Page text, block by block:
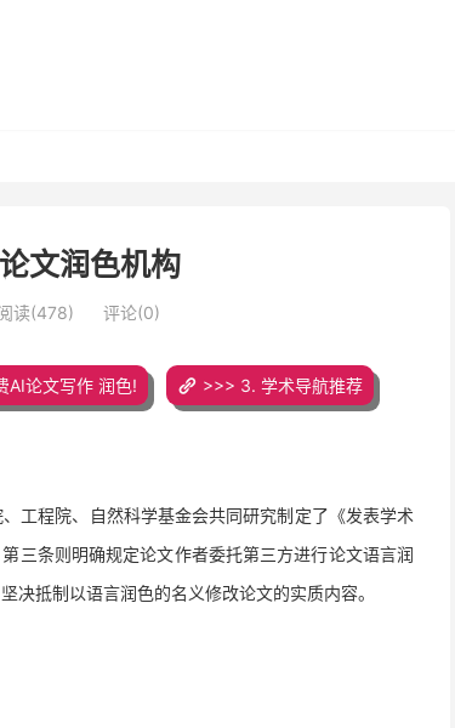
文润色机构
读(478) 评论(0)
AI论文写作 润色! >>> 3. 学术导航推荐
工程院、自然科学基金会共同研究制定了《发表学术
三条则明确规定论文作者委托第三方进行论文语言润
决抵制以语言润色的名义修改论文的实质内容。